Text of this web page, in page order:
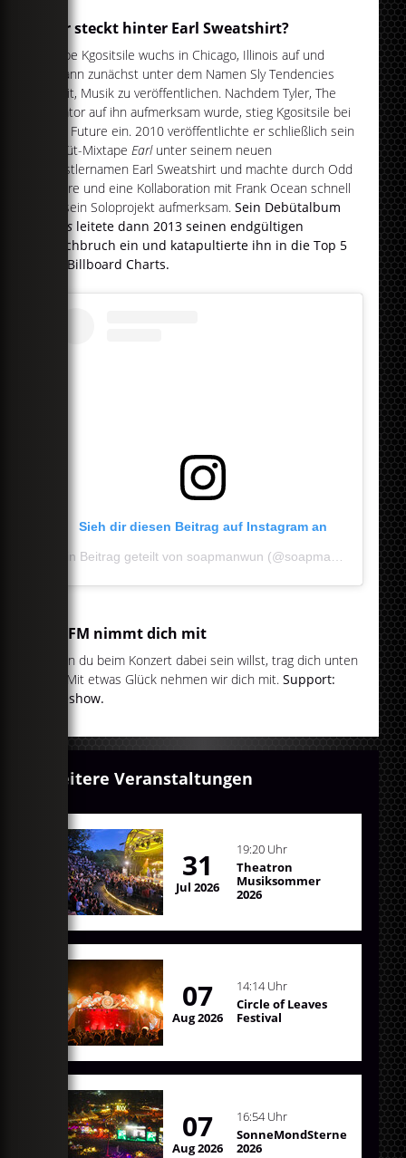
Wer steckt hinter Earl Sweatshirt?
Thebe Kgositsile wuchs in Chicago, Illinois auf und
begann zunächst unter dem Namen Sly Tendencies
damit, Musik zu veröffentlichen. Nachdem Tyler, The
Creator auf ihn aufmerksam wurde, stieg Kgositsile bei
Odd Future ein. 2010 veröffentlichte er schließlich sein
Debüt-MixtapeEarlunter seinem neuen
Künstlernamen Earl Sweatshirt und machte durch Odd
Future und eine Kollaboration mit Frank Ocean schnell
auf sein Soloprojekt aufmerksam.Sein Debütalbum
Doris leitete dann 2013 seinen endgültigen
Durchbruch ein und katapultierte ihn in die Top 5
der Billboard Charts.
Sieh dir diesen Beitrag auf Instagram an
egoFM nimmt dich mit
Wenn du beim Konzert dabei sein willst, trag dich unten
ein. Mit etwas Glück nehmen wir dich mit. Support:
Sideshow.
Weitere Veranstaltungen
31
Jul 2026
19:20 Uhr
Theatron
Musiksommer
2026
07
Aug 2026
14:14 Uhr
Circle of Leaves
Festival
07
Aug 2026
16:54 Uhr
SonneMondSterne
2026